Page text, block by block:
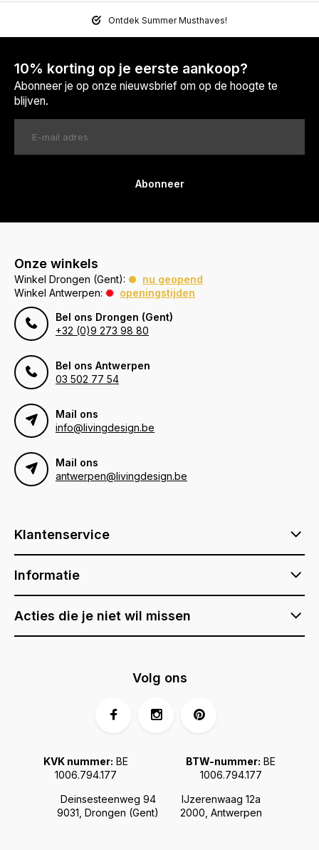
Ontdek Summer Musthaves!
10% korting op je eerste aankoop?
Abonneer je op onze nieuwsbrief om op de hoogte te
blijven.
Abonneer
Onze winkels
Winkel Drongen (Gent):
nu geopend
Winkel Antwerpen:
openingstijden
Bel ons Drongen (Gent)
+32 (0)9 273 98 80
Bel ons Antwerpen
03 502 77 54
Mail ons
info@livingdesign.be
Mail ons
antwerpen@livingdesign.be
Klantenservice
Informatie
Acties die je niet wil missen
Deinsesteenweg 94
9031, Drongen (Gent)
IJzerenwaag 12a
2000, Antwerpen
KVK nummer: BE
1006.794.177
BTW-nummer: BE
1006.794.177
Volg ons